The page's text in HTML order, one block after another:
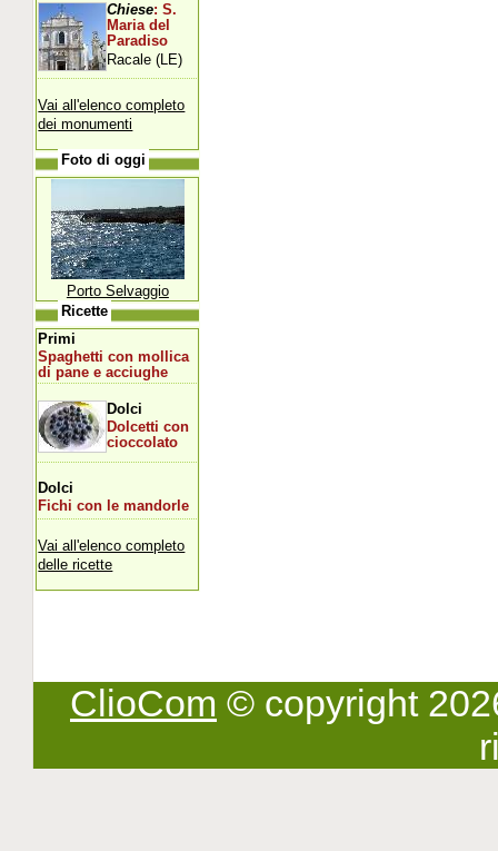
Chiese: S.
Maria del
Paradiso
Racale (LE)
Vai all'elenco completo
dei monumenti
Foto di oggi
Porto Selvaggio
Ricette
Primi
Spaghetti con mollica
di pane e acciughe
Dolci
Dolcetti con
cioccolato
Dolci
Fichi con le mandorle
Vai all'elenco completo
delle ricette
ClioCom © copyright